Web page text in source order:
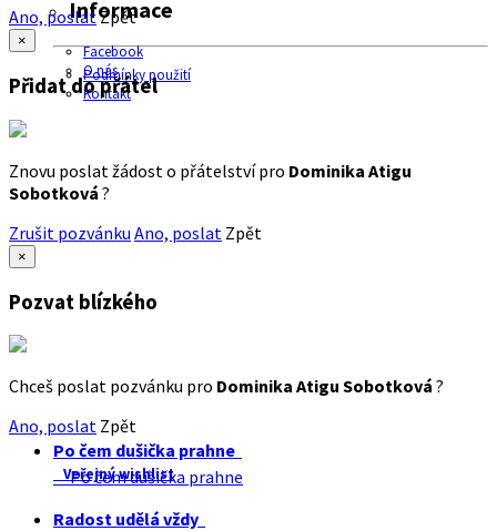
Informace
Facebook
O nás
Podmínky použití
Kontakt
Ano, poslatZpět
×
Přidat do přátel
Znovu poslat žádost o přátelství pro Dominika Atigu
Sobotková ?
Zrušit pozvánku Ano, poslat Zpět
×
Pozvat blízkého
Chceš poslat pozvánku pro Dominika Atigu Sobotková ?
Ano, poslat Zpět
Po čem dušička prahne
Veřejný wishlist
Po čem dušička prahne
Radost udělá vždy